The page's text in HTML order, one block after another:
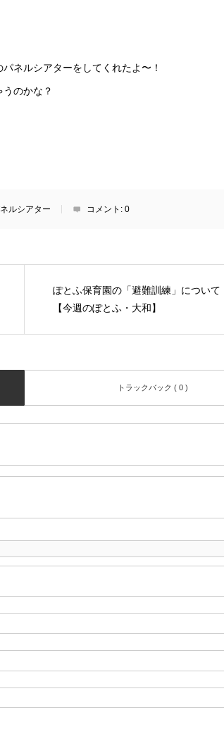
ネルシアターをしてくれたよ〜！
のかな？
ルシアター コメント: 0
ぽとふ保育園の「避難訓練」について
【今週のぽとふ・大和】
トラックバック ( 0 )